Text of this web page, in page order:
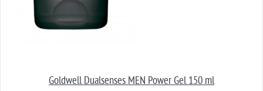
Goldwell Dualsenses MEN Power Gel 150 ml